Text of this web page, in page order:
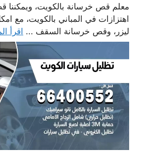
معلم قص خرسانة بالكويت، ويمكننا
اهتزازات في المباني بالكويت، مع
ليزر، وقص خرسانة السقف ... اقرأ